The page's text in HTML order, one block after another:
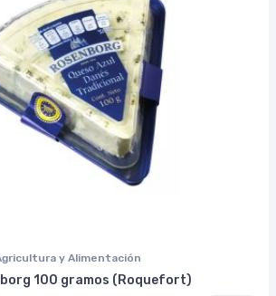
y Alimentación
100 gramos (Roquefort)